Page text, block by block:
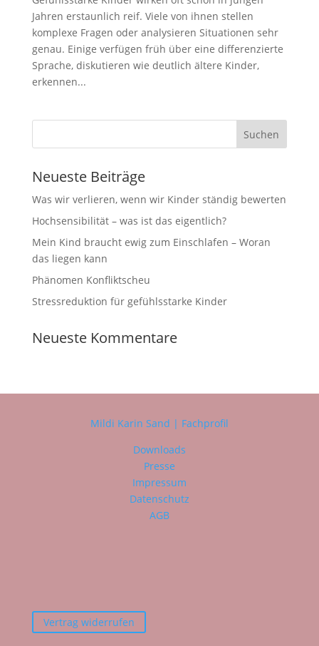
Jahren erstaunlich reif. Viele von ihnen stellen
komplexe Fragen oder analysieren Situationen sehr
genau. Einige verfügen früh über eine differenzierte
Sprache, diskutieren wie deutlich ältere Kinder,
erkennen...
Neueste Beiträge
Was wir verlieren, wenn wir Kinder ständig bewerten
Hochsensibilität – was ist das eigentlich?
Mein Kind braucht ewig zum Einschlafen – Woran
das liegen kann
Phänomen Konfliktscheu
Stressreduktion für gefühlsstarke Kinder
Neueste Kommentare
Mildi Karin Sand | Fachprofil
Downloads
Presse
Impressum
Datenschutz
AGB
Vertrag widerrufen